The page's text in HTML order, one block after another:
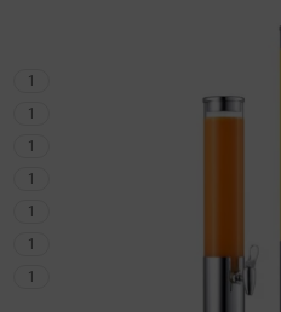
1
1
1
1
1
1
1